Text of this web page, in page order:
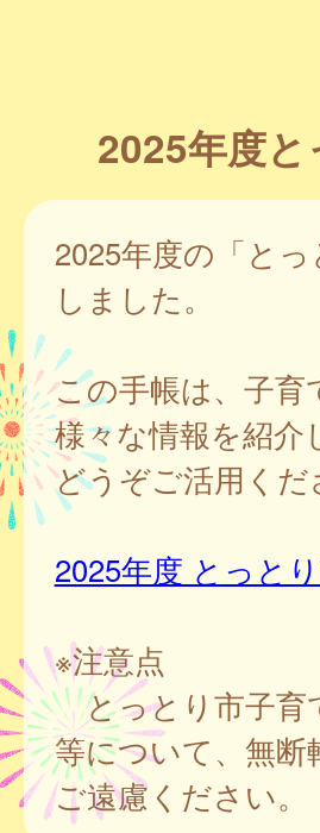
2025年度
2025年度の「と
しました。
この手帳は、子
様々な情報を紹介
どうぞご活用くだ
2025年度 とっと
※注意点
とっとり市子育
等について、無断
ご遠慮ください。